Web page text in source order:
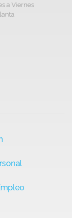
a Viernes